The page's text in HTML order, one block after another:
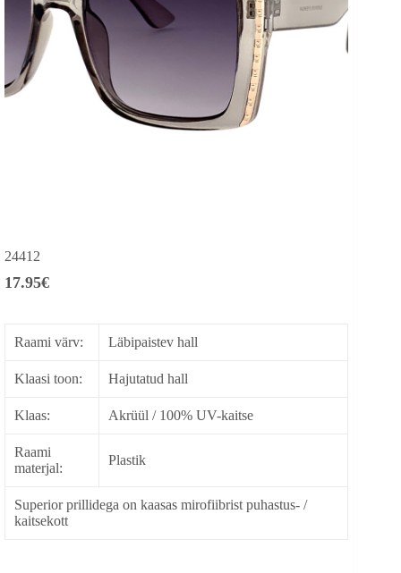
24412
17.95€
Raami värv: Läbipaistev hall
Klaasi toon: Hajutatud hall
Klaas: Akrüül / 100% UV-kaitse
Raami
materjal:
Plastik
Superior prillidega on kaasas mirofiibrist puhastus- /
kaitsekott